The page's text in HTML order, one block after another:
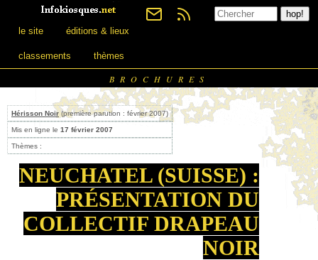
le site éditions & lieux
classements thèmes
BROCHURES
Hérisson Noir (première parution : février 2007)
Mis en ligne le 17 février 2007
Thèmes :
NEUCHATEL (SUISSE) :
PRÉSENTATION DU
COLLECTIF DRAPEAU
NOIR